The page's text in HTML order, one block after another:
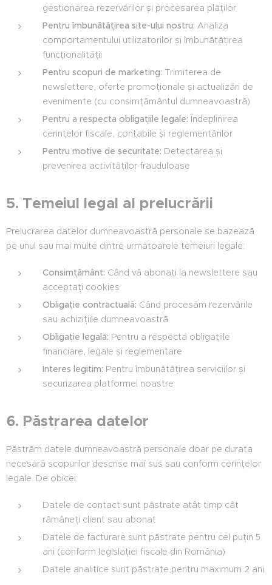
gestionarea rezervărilor și procesarea plăților
Pentru îmbunătățirea site-ului nostru: Analiza
comportamentului utilizatorilor și îmbunătățirea
funcționalității
Pentru scopuri de marketing: Trimiterea de
newslettere, oferte promoționale și actualizări de
evenimente (cu consimțământul dumneavoastră)
Pentru a respecta obligațiile legale: Îndeplinirea
cerințelor fiscale, contabile și reglementărilor
Pentru motive de securitate: Detectarea și
prevenirea activităților frauduloase
5. Temeiul legal al prelucrării
Prelucrarea datelor dumneavoastră personale se bazează
pe unul sau mai multe dintre următoarele temeiuri legale:
Consimțământ: Când vă abonați la newslettere sau
acceptați cookies
Obligație contractuală: Când procesăm rezervările
sau achizițiile dumneavoastră
Obligație legală: Pentru a respecta obligațiile
financiare, legale și reglementare
Interes legitim: Pentru îmbunătățirea serviciilor și
securizarea platformei noastre
6. Păstrarea datelor
Păstrăm datele dumneavoastră personale doar pe durata
necesară scopurilor descrise mai sus sau conform cerințelor
legale. De obicei:
Datele de contact sunt păstrate atât timp cât
rămâneți client sau abonat
Datele de facturare sunt păstrate pentru cel puțin 5
ani (conform legislației fiscale din România)
Datele analitice sunt păstrate pentru maximum 2 ani